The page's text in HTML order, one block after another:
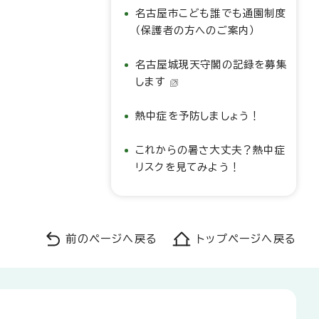
名古屋市こども誰でも通園制度
（保護者の方へのご案内）
名古屋城現天守閣の記録を募集
します
熱中症を予防しましょう！
これからの暑さ大丈夫？熱中症
リスクを見てみよう！
前のページへ戻る トップページへ戻る